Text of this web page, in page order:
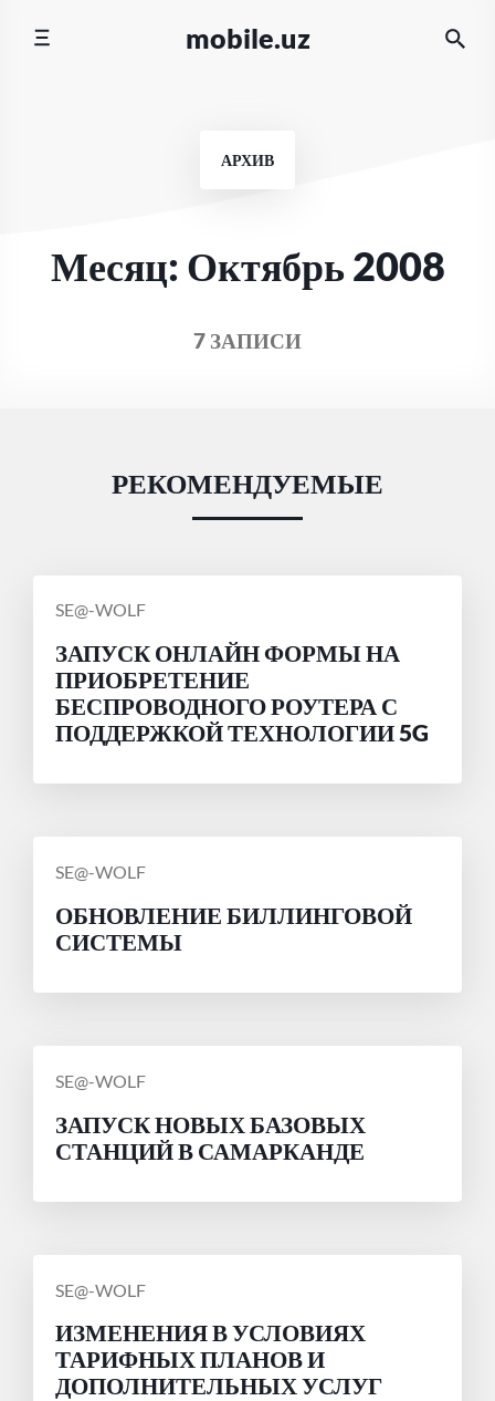
mobile.uz
АРХИВ
Месяц: Октябрь 2008
7 ЗАПИСИ
РЕКОМЕНДУЕМЫЕ
СООБЩЕНИЕ
SE@-WOLF
ЗАПУСК ОНЛАЙН ФОРМЫ НА
ПРИОБРЕТЕНИЕ
БЕСПРОВОДНОГО РОУТЕРА С
ПОДДЕРЖКОЙ ТЕХНОЛОГИИ 5G
СООБЩЕНИЕ
SE@-WOLF
ОБНОВЛЕНИЕ БИЛЛИНГОВОЙ
СИСТЕМЫ
СООБЩЕНИЕ
SE@-WOLF
ЗАПУСК НОВЫХ БАЗОВЫХ
СТАНЦИЙ В САМАРКАНДЕ
СООБЩЕНИЕ
SE@-WOLF
ИЗМЕНЕНИЯ В УСЛОВИЯХ
ТАРИФНЫХ ПЛАНОВ И
ДОПОЛНИТЕЛЬНЫХ УСЛУГ